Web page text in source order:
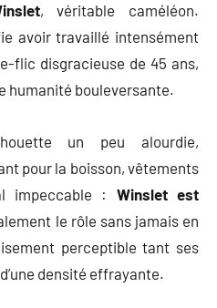
, véritable caméléon.
avoir travaillé intensément
flic disgracieuse de 45 ans,
humanité bouleversante.
un peu alourdie,
pour la boisson, vêtements
impeccable : Winslet est
le rôle sans jamais en
perceptible tant ses
densité effrayante.